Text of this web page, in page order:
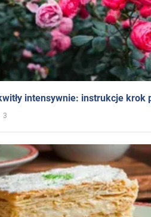
intensywnie: instrukcje krok
3